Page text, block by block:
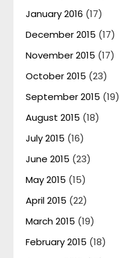
January 2016 (17)
December 2015 (17)
November 2015 (17)
October 2015 (23)
September 2015 (19)
August 2015 (18)
July 2015 (16)
June 2015 (23)
May 2015 (15)
April 2015 (22)
March 2015 (19)
February 2015 (18)